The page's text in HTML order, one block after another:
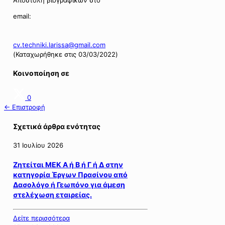
email:
cv.techniki.larissa@gmail.com
(Καταχωρήθηκε στις 03/03/2022)
Κοινοποίηση σε
0
← Επιστροφή
Σχετικά άρθρα ενότητας
31 Ιουλίου 2026
Ζητείται ΜΕΚ Α ή Β ή Γ ή Δ στην
κατηγορία Έργων Πρασίνου από
Δασολόγο ή Γεωπόνο για άμεση
στελέχωση εταιρείας.
Δείτε περισσότερα